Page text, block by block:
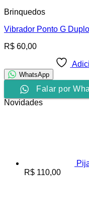
Brinquedos
Vibrador Ponto G
R$ 60,00
WhatsApp
Falar por
Novidades
R$ 110,00